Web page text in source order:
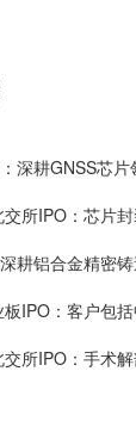
耕铝合金精密